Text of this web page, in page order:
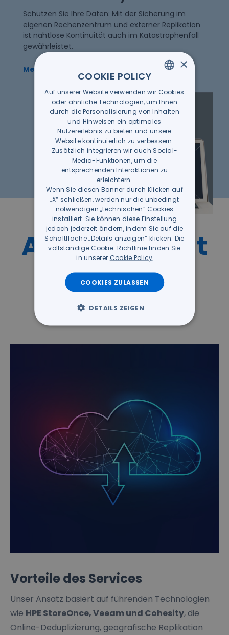
Schützen Sie Ihre Daten: Mit der Sicherung im
eigenen Rechenzentrum und externer Replikation
ist nahtlose Kontinuität auch im Katastrophenfall
gewährleistet.
Mehr erfahren
ACS, Future at
your side!
Vorteile des Services
Unser Ansatz basiert auf führenden Technologien
wie HPE StoreOnce, Veeam und Cohesity, die
Online-Deduplizierung, geografische Replikation
ITALIAN
GERMAN
×
COOKIE POLICY
Auf unserer Website verwenden wir Cookies
oder ähnliche Technologien, um Ihnen
durch die Personalisierung von Inhalten
und Hinweisen ein optimales
Nutzererlebnis zu bieten und unsere
Website kontinuierlich zu verbessern.
Zusätzlich integrieren wir auch Social-
Media-Funktionen, um die
entsprechenden Interaktionen zu
erleichtern.
Wenn Sie diesen Banner durch Klicken auf
„X“ schließen, werden nur die unbedingt
notwendigen „technischen“ Cookies
installiert. Sie können diese Einstellung
jedoch jederzeit ändern, indem Sie auf die
Schaltfläche „Details anzeigen“ klicken. Die
vollständige Cookie-Richtlinie finden Sie
in unserer Cookie Policy
COOKIES ZULASSEN
DETAILS ZEIGEN